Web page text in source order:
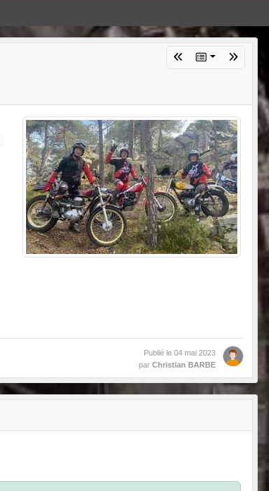
Publié le 04 mai 2023
par Christian BARBE